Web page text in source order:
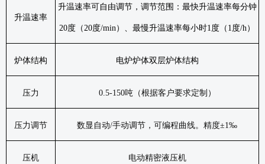
升温速率
升温速率可自由调节，调节范围：最快升温速率每分钟
20度（20度/min）、最慢升温速率每小时1度（ 1度/h）
炉体结构 电炉炉体双层炉体结构
压力 0.5-150吨（根据客户要求定制）
压力调节 数显自动/手动调节，可编程曲线。精度±1‰
压机 电动精密液压机